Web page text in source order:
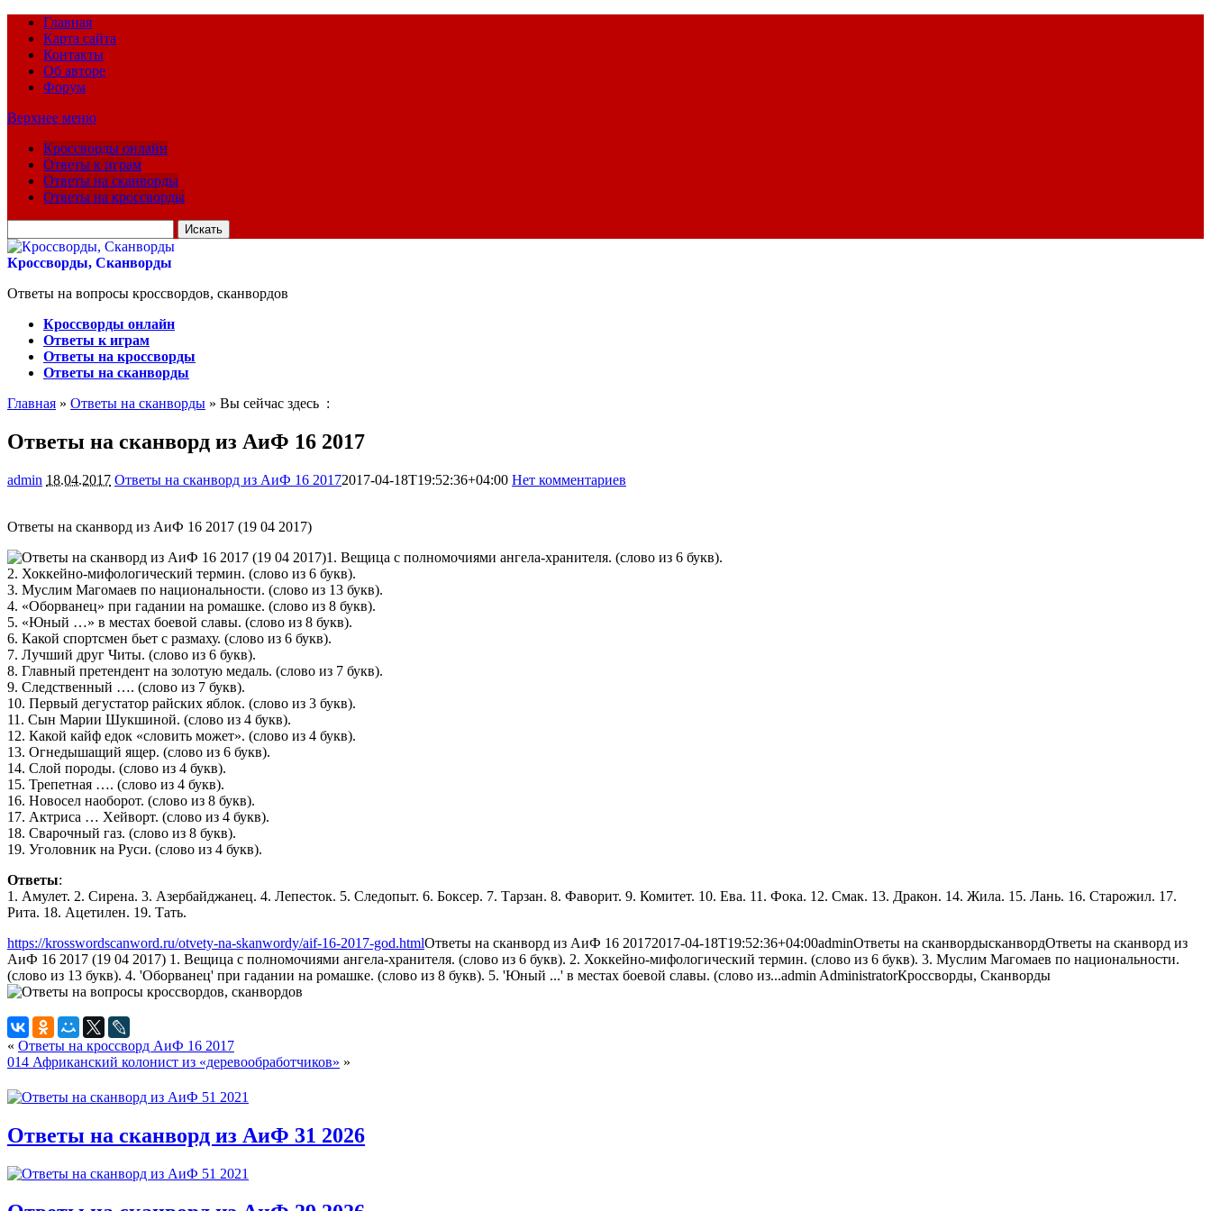
Главная
Карта сайта
Контакты
Об авторе
Форум
Верхнее меню
Кроссворды онлайн
Ответы к играм
Ответы на сканворды
Ответы на кроссворды
для:
Кроссворды, Сканворды
Ответы на вопросы кроссвордов, сканвордов
Кроссворды онлайн
Ответы к играм
Ответы на кроссворды
Ответы на сканворды
Главная » Ответы на сканворды » Вы сейчас здесь :
Ответы на сканворд из АиФ 16 2017
admin 18.04.2017 Ответы на сканворд из АиФ 16 20172017-04-18T19:52:36+04:00 Нет комментариев
Ответы на сканворд из АиФ 16 2017 (19 04 2017)
1. Вещица с полномочиями ангела-хранителя. (слово из 6 букв).
2. Хоккейно-мифологический термин. (слово из 6 букв).
3. Муслим Магомаев по национальности. (слово из 13 букв).
4. «Оборванец» при гадании на ромашке. (слово из 8 букв).
5. «Юный …» в местах боевой славы. (слово из 8 букв).
6. Какой спортсмен бьет с размаху. (слово из 6 букв).
7. Лучший друг Читы. (слово из 6 букв).
8. Главный претендент на золотую медаль. (слово из 7 букв).
9. Следственный …. (слово из 7 букв).
10. Первый дегустатор райских яблок. (слово из 3 букв).
11. Сын Марии Шукшиной. (слово из 4 букв).
12. Какой кайф едок «словить может». (слово из 4 букв).
13. Огнедышащий ящер. (слово из 6 букв).
14. Слой породы. (слово из 4 букв).
15. Трепетная …. (слово из 4 букв).
16. Новосел наоборот. (слово из 8 букв).
17. Актриса … Хейворт. (слово из 4 букв).
18. Сварочный газ. (слово из 8 букв).
19. Уголовник на Руси. (слово из 4 букв).
Ответы:
1. Амулет. 2. Сирена. 3. Азербайджанец. 4. Лепесток. 5. Следопыт. 6. Боксер. 7. Тарзан. 8. Фаворит. 9. Комитет. 10. Ева. 11. Фока. 12. Смак. 13. Дракон. 14. Жила. 15. Лань. 16. Старожил. 17.
Рита. 18. Ацетилен. 19. Тать.
https://krosswordscanword.ru/otvety-na-skanwordy/aif-16-2017-god.htmlОтветы на сканворд из АиФ 16 20172017-04-18T19:52:36+04:00adminОтветы на сканвордысканвордОтветы на сканворд из
АиФ 16 2017 (19 04 2017) 1. Вещица с полномочиями ангела-хранителя. (слово из 6 букв). 2. Хоккейно-мифологический термин. (слово из 6 букв). 3. Муслим Магомаев по национальности.
(слово из 13 букв). 4. 'Оборванец' при гадании на ромашке. (слово из 8 букв). 5. 'Юный ...' в местах боевой славы. (слово из...admin AdministratorКроссворды, Сканворды
« Ответы на кроссворд АиФ 16 2017
014 Африканский колонист из «деревообработчиков» »
Ответы на сканворд из АиФ 31 2026